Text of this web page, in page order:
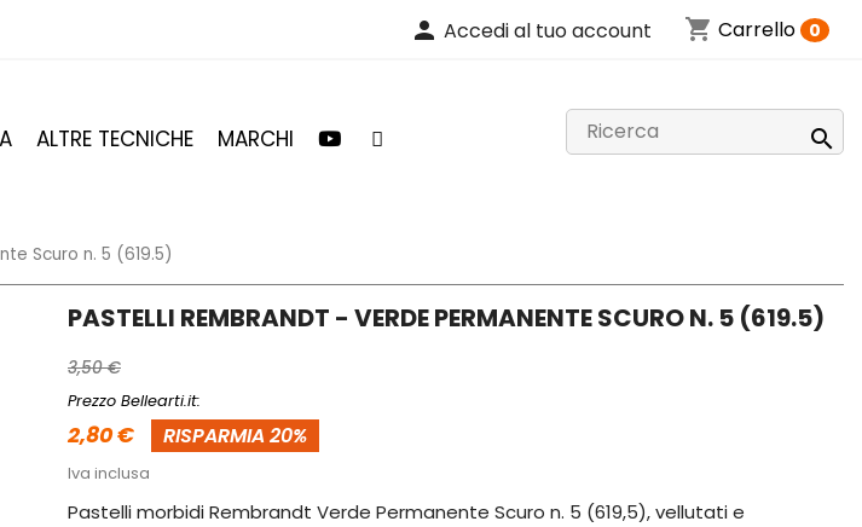
person Accedi al tuo account shopping_cart Carrello 0
ALTRE TECNICHE MARCHI 
Scuro n. 5 (619.5)
PASTELLI REMBRANDT - VERDE PERMANENTE SCURO N. 5 (619.5)
3,50 €
Prezzo Bellearti.it:
2,80 € RISPARMIA 20%
Iva inclusa
Pastelli morbidi Rembrandt Verde Permanente Scuro n. 5 (619,5), vellutati e